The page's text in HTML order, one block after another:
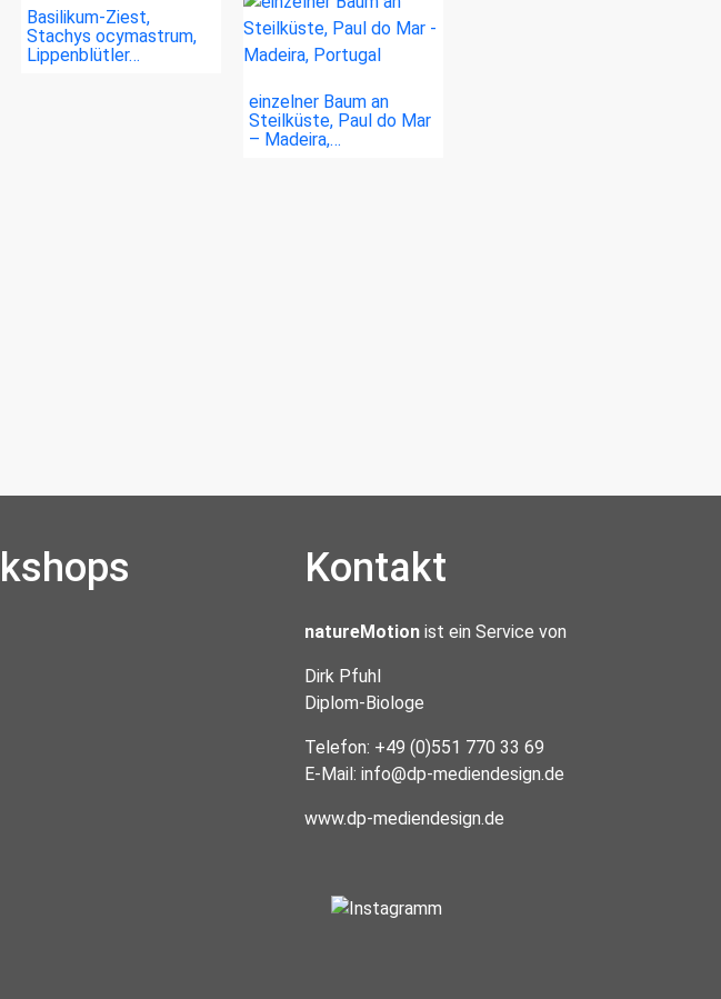
Basilikum-Ziest,
Stachys ocymastrum,
Lippenblütler…
einzelner Baum an
Steilküste, Paul do Mar
– Madeira,…
Kontakt
natureMotion ist ein Service von
Dirk Pfuhl
Diplom-Biologe
Telefon: +49 (0)551 770 33 69
E-Mail: info@dp-mediendesign.de
www.dp-mediendesign.de